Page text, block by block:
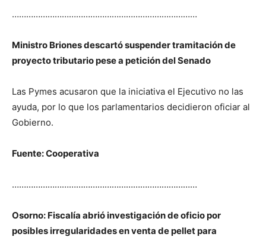
……………………………………………………………………
Ministro Briones descartó suspender tramitación de
proyecto tributario pese a petición del Senado
Las Pymes acusaron que la iniciativa el Ejecutivo no las
ayuda, por lo que los parlamentarios decidieron oficiar al
Gobierno.
Fuente: Cooperativa
……………………………………………………………………
Osorno: Fiscalía abrió investigación de oficio por
posibles irregularidades en venta de pellet para